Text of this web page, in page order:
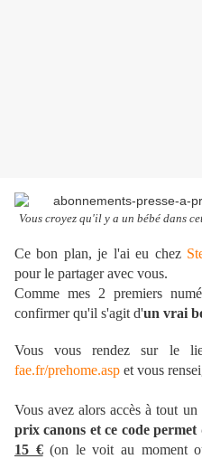
Vous croyez qu'il y a un bébé dans
Ce bon plan, je l'ai eu chez
pour le partager avec vous.
Comme mes 2 premiers
confirmer qu'il s'agit d'un vrai
Vous vous rendez sur le
fae.fr/prehome.asp et vous
Vous avez alors accès à tout un
prix canons et ce code
15 €(on le voit au moment